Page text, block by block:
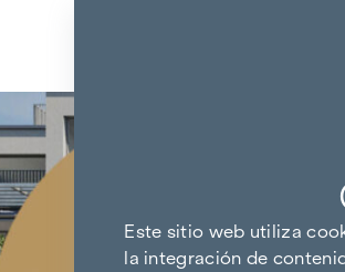
Volver a los resultados
Este sitio web utiliza
la integración de